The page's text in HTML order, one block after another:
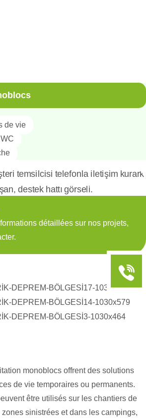
de vie
détaillées sur nos projets,
monoblocs offrent des solutions
de vie temporaires ou permanents.
être utilisés sur les chantiers de
sinistrées et dans les campings,